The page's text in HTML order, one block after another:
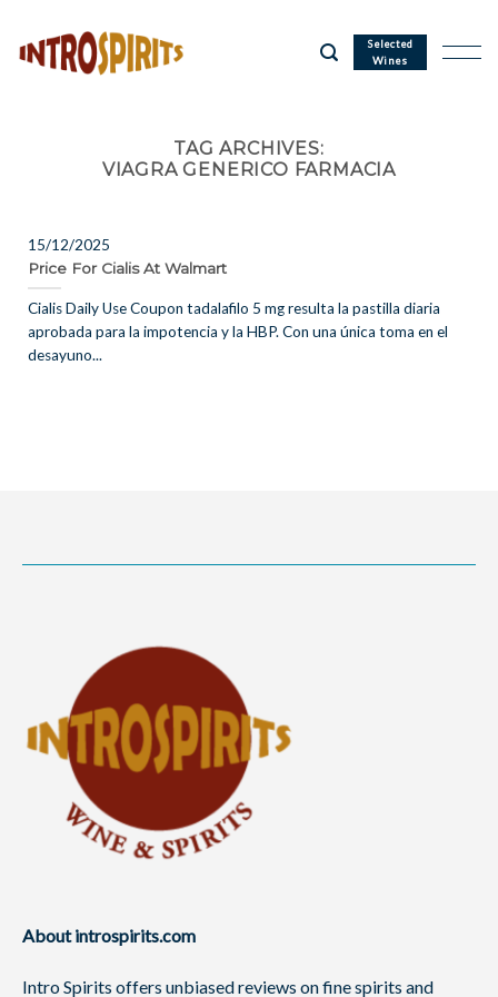
content
Selected
Wines
TAG ARCHIVES:
VIAGRA GENERICO FARMACIA
15/12/2025
Price For Cialis At Walmart
Cialis Daily Use Coupon tadalafilo 5 mg resulta la pastilla diaria
aprobada para la impotencia y la HBP. Con una única toma en el
desayuno...
About introspirits.com
Intro Spirits offers unbiased reviews on fine spirits and